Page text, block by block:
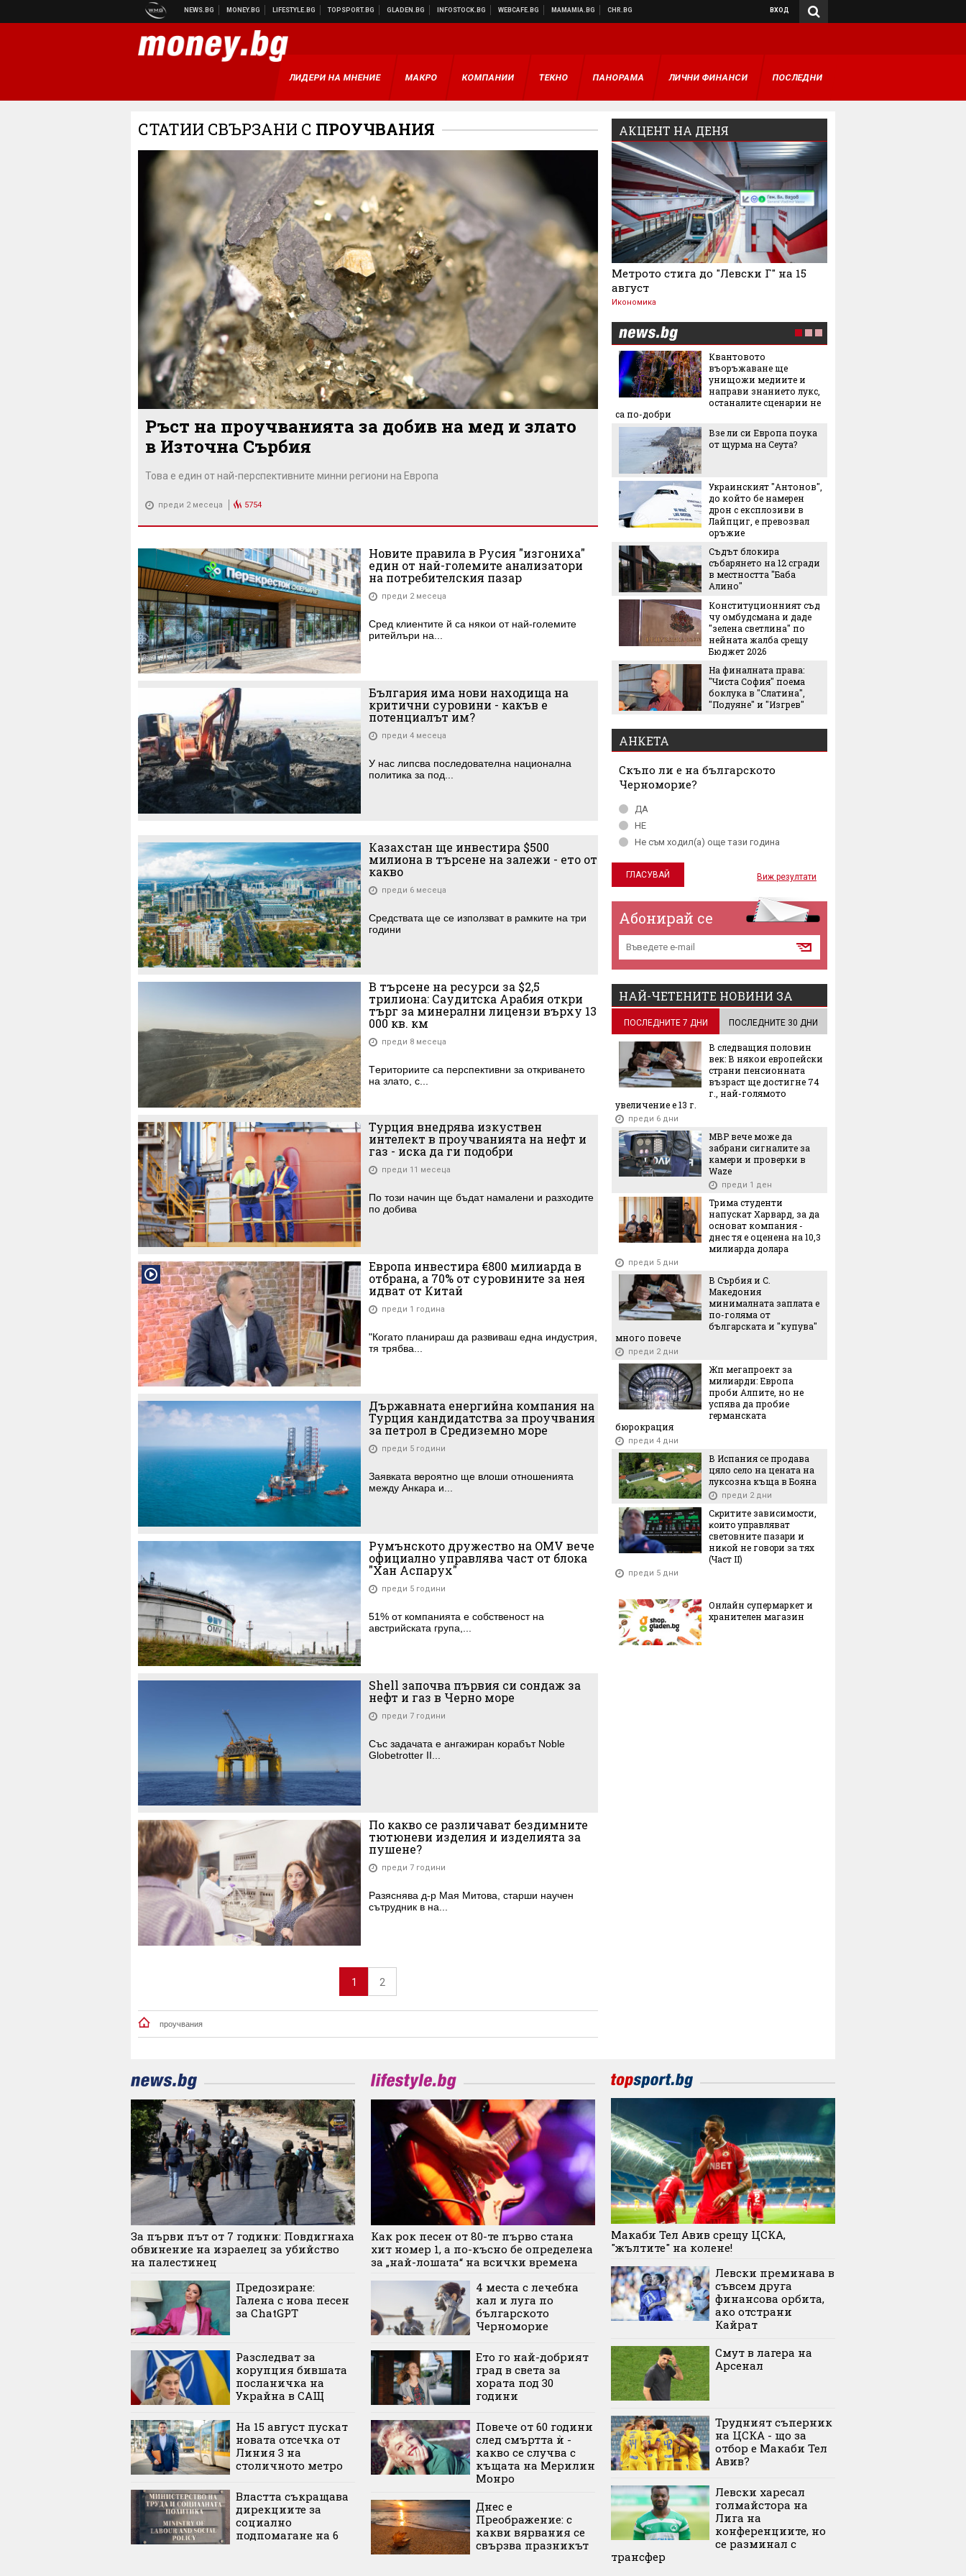
ВХОД
ЛИДЕРИ НА МНЕНИЕ МАКРО КОМПАНИИ ТЕКНО ПАНОРАМА ЛИЧНИ ФИНАНСИ ПОСЛЕДНИ
СТАТИИ СВЪРЗАНИ С ПРОУЧВАНИЯ
Ръст на проучванията за добив на мед и злато
в Източна Сърбия
Това е един от най-перспективните минни региони на Европа
преди 2 месеца 5754
Новите правила в Русия "изгониха"
един от най-големите анализатори
на потребителския пазар
преди 2 месеца
Сред клиентите й са някои от най-големите
ритейлъри на...
България има нови находища на
критични суровини - какъв е
потенциалът им?
преди 4 месеца
У нас липсва последователна национална
политика за под...
Казахстан ще инвестира $500
милиона в търсене на залежи - ето от
какво
преди 6 месеца
Средствата ще се използват в рамките на три
години
В търсене на ресурси за $2,5
трилиона: Саудитска Арабия откри
търг за минерални лицензи върху 13
000 кв. км
преди 8 месеца
Tериториите са перспективни за откриването
на злато, с...
Турция внедрява изкуствен
интелект в проучванията на нефт и
газ - иска да ги подобри
преди 11 месеца
По този начин ще бъдат намалени и разходите
по добива
Европа инвестира €800 милиарда в
отбрана, а 70% от суровините за нея
идват от Китай
преди 1 година
"Когато планираш да развиваш една индустрия,
тя трябва...
Държавната енергийна компания на
Турция кандидатства за проучвания
за петрол в Средиземно море
преди 5 години
Заявката вероятно ще влоши отношенията
между Анкара и...
Румънското дружество на OMV вече
официално управлява част от блока
"Хан Аспарух"
преди 5 години
51% от компанията е собственост на
австрийската група,...
Shell започва първия си сондаж за
нефт и газ в Черно море
преди 7 години
Със задачата е ангажиран корабът Noble
Globetrotter II...
По какво се различават бездимните
тютюневи изделия и изделията за
пушене?
преди 7 години
Разяснява д-р Мая Митова, старши научен
сътрудник в на...
1 2
проучвания
АКЦЕНТ НА ДЕНЯ
Метрото стига до "Левски Г" на 15
август
Икономика
Макаби Тел Авив срещу
ЦСКА, "жълтите" на
колене!
Левски преминава в
съвсем друга финансова
орбита, ако отстрани
ЦСКА - що за отбор е
Левски харесал
голмайстора на Лига на
Стотици посрещнаха
Квантовото
въоръжаване ще
унищожи медиите и
направи знанието лукс,
останалите сценарии не
са по-добри
Взе ли си Европа поука
от щурма на Сеута?
Украинският "Антонов",
до който бе намерен
дрон с експлозиви в
Лайпциг, е превозвал
оръжие
Съдът блокира
събарянето на 12 сгради
в местността "Баба
Алино"
Конституционният съд
чу омбудсмана и даде
"зелена светлина" по
нейната жалба срещу
Бюджет 2026
На финалната права:
"Чиста София" поема
боклука в "Слатина",
"Подуяне" и "Изгрев"
АНКЕТА
Скъпо ли е на българското
Черноморие?
ДА
НЕ
Не съм ходил(а) още тази година
Виж резултати
Абонирай се
НАЙ-ЧЕТЕНИТЕ НОВИНИ ЗА
ПОСЛЕДНИТЕ 7 ДНИ ПОСЛЕДНИТЕ 30 ДНИ
В следващия половин
век: В някои европейски
страни пенсионната
възраст ще достигне 74
г., най-голямото
увеличение е 13 г.
преди 6 дни
МВР вече може да
забрани сигналите за
камери и проверки в
Waze
преди 1 ден
Трима студенти
напускат Харвард, за да
основат компания -
днес тя е оценена на 10,3
милиарда долара
преди 5 дни
В Сърбия и С.
Македония
минималната заплата е
по-голяма от
българската и "купува"
много повече
преди 2 дни
Жп мегапроект за
милиарди: Европа
проби Алпите, но не
успява да пробие
германската
бюрокрация
преди 4 дни
В Испания се продава
цяло село на цената на
луксозна къща в Бояна
преди 2 дни
Cĸpититe зaвиcимocти,
ĸoитo yпpaвлявaт
cвeтoвнитe пaзapи и
ниĸoй нe гoвopи зa тяx
(Чacт ІI)
преди 5 дни
Онлайн супермаркет и
хранителен магазин
За първи път от 7 години: Повдигнаха
обвинение на израелец за убийство
на палестинец
Предозиране:
Галена с нова песен
за ChatGPT
Разследват за
корупция бившата
посланичка на
Украйна в САЩ
На 15 август пускат
новата отсечка от
Линия 3 на
столичното метро
Властта съкращава
дирекциите за
социално
подпомагане на 6
Как рок песен от 80-те първо стана
хит номер 1, а по-късно бе определена
за „най-лошата“ на всички времена
4 места с лечебна
кал и луга по
българското
Черноморие
Ето го най-добрият
град в света за
хората под 30
години
Повече от 60 години
след смъртта ѝ -
какво се случва с
къщата на Мерилин
Монро
Днес е
Преображение: с
какви вярвания се
свързва празникът
Макаби Тел Авив срещу ЦСКА,
"жълтите" на колене!
Левски преминава в
съвсем друга
финансова орбита,
ако отстрани
Кайрат
Смут в лагера на
Арсенал
Трудният съперник
на ЦСКА - що за
отбор е Макаби Тел
Авив?
Левски харесал
голмайстора на
Лига на
конференциите, но
се разминал с
трансфер